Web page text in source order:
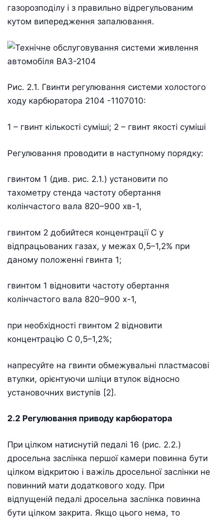
газорозподілу і з правильно відрегульованим
кутом випередження запалювання.
Рис. 2.1. Гвинти регулювання системи холостого
ходу карбюратора 2104 -1107010:
1 – гвинт кількості суміші; 2 – гвинт якості суміші
Регулювання проводити в наступному порядку:
гвинтом 1 (див. рис. 2.1.) установити по
тахометру стенда частоту обертання
колінчастого вала 820–900 хв-1,
гвинтом 2 добийтеся концентрації С у
відпрацьованих газах, у межах 0,5–1,2% при
даному положенні гвинта 1;
гвинтом 1 відновити частоту обертання
колінчастого вала 820–900 х-1,
при необхідності гвинтом 2 відновити
концентрацію С 0,5–1,2%;
напресуйте на гвинти обмежувальні пластмасові
втулки, орієнтуючи шліци втулок відносно
установочних виступів [2].
2.2 Регулювання приводу карбюратора
При цілком натиснутій педалі 16 (рис. 2.2.)
дросельна заслінка першої камери повинна бути
цілком відкритою і важіль дросельної заслінки не
повинний мати додаткового ходу. При
відпущеній педалі дросельна заслінка повинна
бути цілком закрита. Якщо цього нема, то